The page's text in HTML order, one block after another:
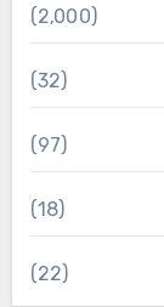
(2٬000)
(32)
(97)
(18)
(22)